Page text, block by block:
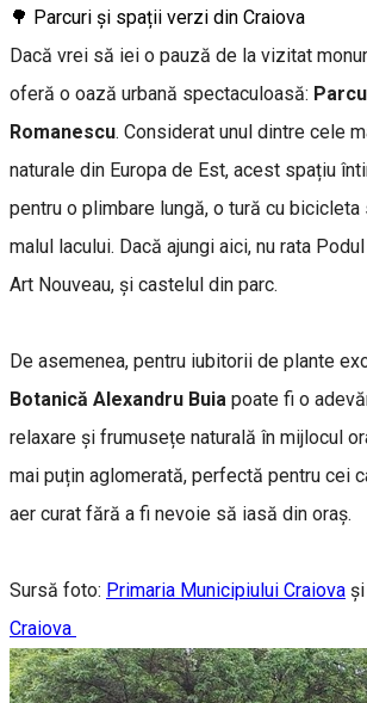
🌳 Parcuri și spații verzi din Craiova
Dacă vrei să iei o pauză de la vizitat
oferă o oază urbană spectaculoasă:
Romanescu. Considerat unul dintre cele
naturale din Europa de Est, acest spațiu
pentru o plimbare lungă, o tură cu bicicleta
malul lacului. Dacă ajungi aici, nu rata
Art Nouveau, și castelul din parc.
De asemenea, pentru iubitorii de plante
Botanică Alexandru Buia poate fi o
relaxare și frumusețe naturală în mijlocul
mai puțin aglomerată, perfectă pentru cei
aer curat fără a fi nevoie să iasă din oraș.
Sursă foto: Primaria Municipiului Craiova și
Craiova